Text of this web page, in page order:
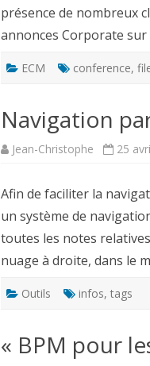
présence de nombreux
annonces Corporate sur
ECM conference,
Navigation
Jean-Christophe 25
Afin de faciliter la
un système de
toutes les notes
nuage à droite, dans le
Outils infos, tags
« BPM pour